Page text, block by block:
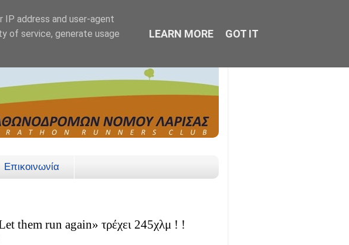
Επικοινωνία
them run again» τρέχει 245χλμ ! !
address and user-agent
of service, generate usage
LEARN MORE GOT IT